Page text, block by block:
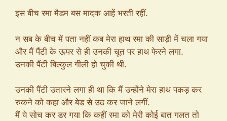
इस बीच रमा मैडम बस मादक आहें भरती रहीं.
न सब के बीच में पता नहीं कब मेरा हाथ रमा की साड़ी में चला गया
और मैं पैंटी के ऊपर से ही उनकी चूत पर हाथ फेरने लगा.
उनकी पैंटी बिल्कुल गीली हो चुकी थी.
उनकी पैंटी उतारने लगा ही था कि मैं उन्होंने मेरा हाथ पकड़ कर
रुकने को कहा और बेड से उठ कर जाने लगीं.
मैं ये सोच कर डर गया कि कहीं रमा को मेरी कोई बात गलत तो